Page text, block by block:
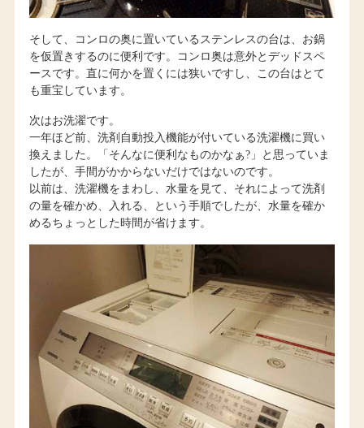
そして、コンロの奥に置いているステンレスの台は、お鍋
を仮置きするのに便利です。コンロ奥は意外とデッドスペ
ースです。直に何かを置くには狭いですし、この台はとて
も重宝しています。
次はお洗濯です。
一年ほど前、洗剤自動投入機能が付いている洗濯機に買い
換えました。「そんなに便利なものかなぁ?」と思っていま
したが、手間がかからないだけではないのです。
以前は、洗濯機をまわし、水量を見て、それによって洗剤
の量を確かめ、入れる、という手順でしたが、水量を確か
めるちょっとした時間が省けます。